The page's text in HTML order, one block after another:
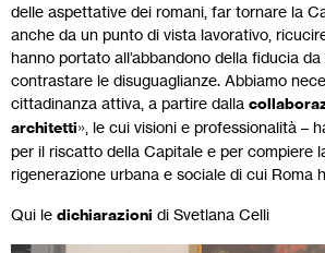
delle aspettative dei romani, far tornare la
anche da un punto di vista lavorativo,
hanno portato all’abbandono della fiducia
contrastare le disuguaglianze. Abbiamo
cittadinanza attiva, a partire dalla
architetti», le cui visioni e professionalità –
per il riscatto della Capitale e per compiere
rigenerazione urbana e sociale di cui Roma
Qui le dichiarazioni di Svetlana Celli